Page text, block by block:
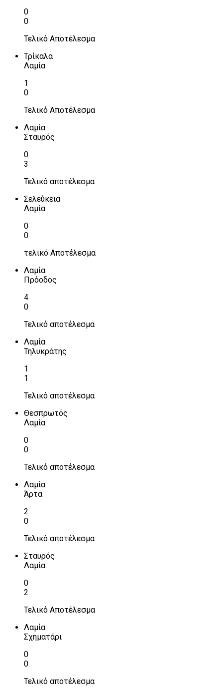
0
0
Τελικό Αποτέλεσμα
Τρίκαλα
Λαμία
1
0
Τελικό Αποτέλεσμα
Λαμία
Σταυρός
0
3
Τελικό αποτέλεσμα
Σελεύκεια
Λαμία
0
0
τελικό Αποτέλεσμα
Λαμία
Πρόοδος
4
0
Τελικό αποτέλεσμα
Λαμία
Τηλυκράτης
1
1
Τελικό αποτέλεσμα
Θεσπρωτός
Λαμία
0
0
Τελικό αποτέλεσμα
Λαμία
Άρτα
2
0
Τελικό αποτέλεσμα
Σταυρός
Λαμία
0
2
Τελικό Αποτέλεσμα
Λαμία
Σχηματάρι
0
0
Τελικό αποτέλεσμα